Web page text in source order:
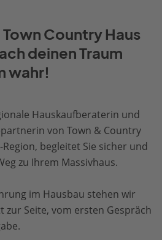
Country Haus
deinen Traum
wahr!
Hauskaufberaterin und
von Town & Country
begleitet Sie sicher und
zu Ihrem Massivhaus.
im Hausbau stehen wir
zur Seite, vom ersten Gespräch